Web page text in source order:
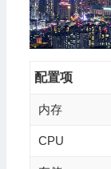
配置项
内存
CPU